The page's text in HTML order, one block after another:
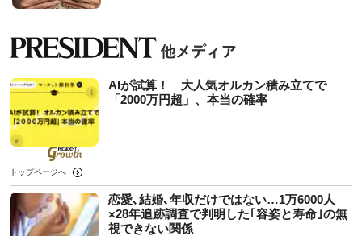
AIが試算！ 大人気オルカン積み立てで
「2000万円超」、本当の確率
トップページへ
恋愛､結婚､年収だけではない…1万6000人
×28年追跡調査で判明した｢容姿と寿命｣の無
視できない関係